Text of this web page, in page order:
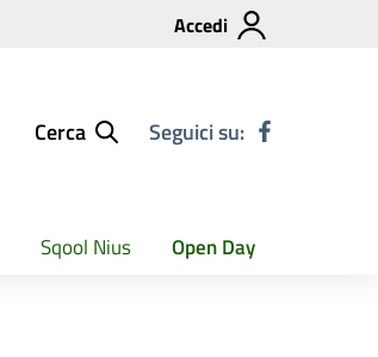
Accedi
Cerca Seguici su:
Sqool Nius Open Day